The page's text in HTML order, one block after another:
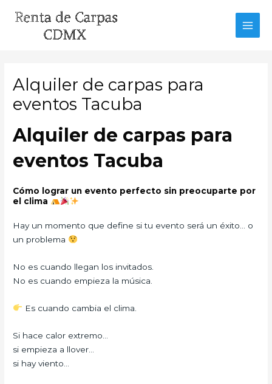
Alquiler de carpas para
eventos Tacuba
Alquiler de carpas para
eventos Tacuba
Cómo lograr un evento perfecto sin preocuparte por
el clima
Hay un momento que define si tu evento será un éxito… o
un problema
No es cuando llegan los invitados.
No es cuando empieza la música.
Es cuando cambia el clima.
Si hace calor extremo…
si empieza a llover…
si hay viento…